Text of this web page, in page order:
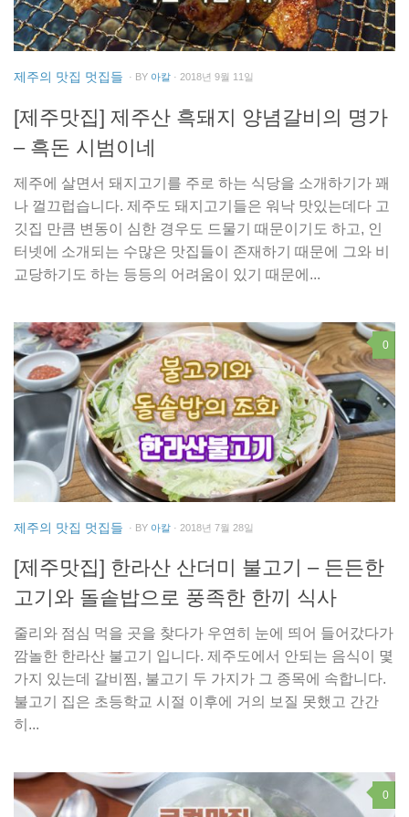
제주의 맛집 멋집들 · BY 아칼 · 2018년 9월 11일
[제주맛집] 제주산 흑돼지 양념갈비의 명가
– 흑돈 시범이네
제주에 살면서 돼지고기를 주로 하는 식당을 소개하기가 꽤
나 껄끄럽습니다. 제주도 돼지고기들은 워낙 맛있는데다 고
깃집 만큼 변동이 심한 경우도 드물기 때문이기도 하고, 인
터넷에 소개되는 수많은 맛집들이 존재하기 때문에 그와 비
교당하기도 하는 등등의 어려움이 있기 때문에...
0
제주의 맛집 멋집들 · BY 아칼 · 2018년 7월 28일
[제주맛집] 한라산 산더미 불고기 – 든든한
고기와 돌솥밥으로 풍족한 한끼 식사
줄리와 점심 먹을 곳을 찾다가 우연히 눈에 띄어 들어갔다가
깜놀한 한라산 불고기 입니다. 제주도에서 안되는 음식이 몇
가지 있는데 갈비찜, 불고기 두 가지가 그 종목에 속합니다.
불고기 집은 초등학교 시절 이후에 거의 보질 못했고 간간
히...
0